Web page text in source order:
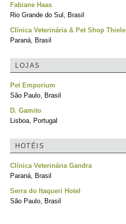
Fabiane Haas
Rio Grande do Sul, Brasil
Clínica Veterinária & Pet Shop Thiele
Paraná, Brasil
LOJAS
Pet Emporium
São Paulo, Brasil
D. Gamito
Lisboa, Portugal
HOTÉIS
Clínica Veterinária Gandra
Paraná, Brasil
Serra do Itaqueri Hotel
São Paulo, Brasil